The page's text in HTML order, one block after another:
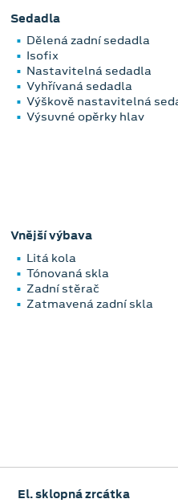
Sedadla
Dělená zadní sedadla
Isofix
Nastavitelná sedadla
Vyhřívaná sedadla
Výškově nastavitelná
Výsuvné opěrky hlav
Vnější výbava
Litá kola
Tónovaná skla
Zadní stěrač
Zatmavená zadní skla
El. sklopná zrcátka